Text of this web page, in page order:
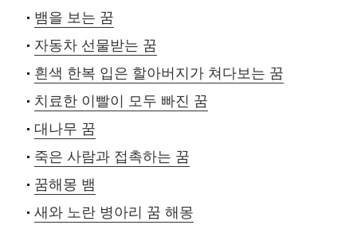
뱀을 보는 꿈
자동차 선물받는 꿈
흰색 한복 입은 할아버지가 쳐다보는 꿈
치료한 이빨이 모두 빠진 꿈
대나무 꿈
죽은 사람과 접촉하는 꿈
꿈해몽 뱀
새와 노란 병아리 꿈 해몽